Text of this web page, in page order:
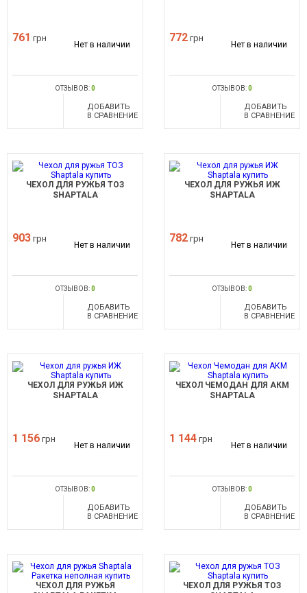
761 грн
Нет в наличии
ОТЗЫВОВ:0
ДОБАВИТЬ
В СРАВНЕНИЕ
772 грн
Нет в наличии
ОТЗЫВОВ:0
ДОБАВИТЬ
В СРАВНЕНИЕ
ЧЕХОЛ ДЛЯ РУЖЬЯ ТОЗ
SHAPTALA
903 грн
Нет в наличии
ОТЗЫВОВ:0
ДОБАВИТЬ
В СРАВНЕНИЕ
ЧЕХОЛ ДЛЯ РУЖЬЯ ИЖ
SHAPTALA
782 грн
Нет в наличии
ОТЗЫВОВ:0
ДОБАВИТЬ
В СРАВНЕНИЕ
ЧЕХОЛ ДЛЯ РУЖЬЯ ИЖ
SHAPTALA
1 156 грн
Нет в наличии
ОТЗЫВОВ:0
ДОБАВИТЬ
В СРАВНЕНИЕ
ЧЕХОЛ ЧЕМОДАН ДЛЯ АКМ
SHAPTALA
1 144 грн
Нет в наличии
ОТЗЫВОВ:0
ДОБАВИТЬ
В СРАВНЕНИЕ
ЧЕХОЛ ДЛЯ РУЖЬЯ
ЧЕХОЛ ДЛЯ РУЖЬЯ ТОЗ